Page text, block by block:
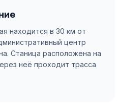
находится в 30 км от
центр
Станица расположена на
неё проходит трасса